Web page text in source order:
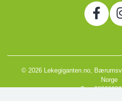
© 2026 Lekegiganten.no,
Norge
Org.